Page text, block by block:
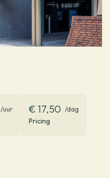
/uur
€ 17,50 /dag
Pricing